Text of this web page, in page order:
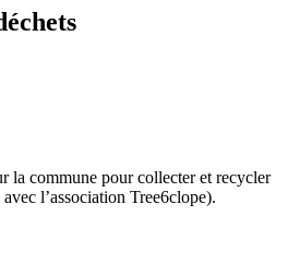
la commune pour collecter et recycler
l’association Tree6clope).